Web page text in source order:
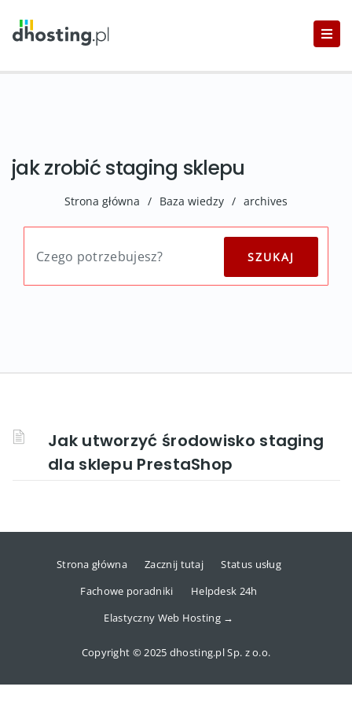
jak zrobić staging sklepu
Strona główna / Baza wiedzy / archives
Jak utworzyć środowisko staging
dla sklepu PrestaShop
Strona główna Zacznij tutaj
Status usług
Fachowe poradniki
Helpdesk 24h
Elastyczny Web Hosting →
Copyright © 2025 dhosting.pl Sp. z o.o.